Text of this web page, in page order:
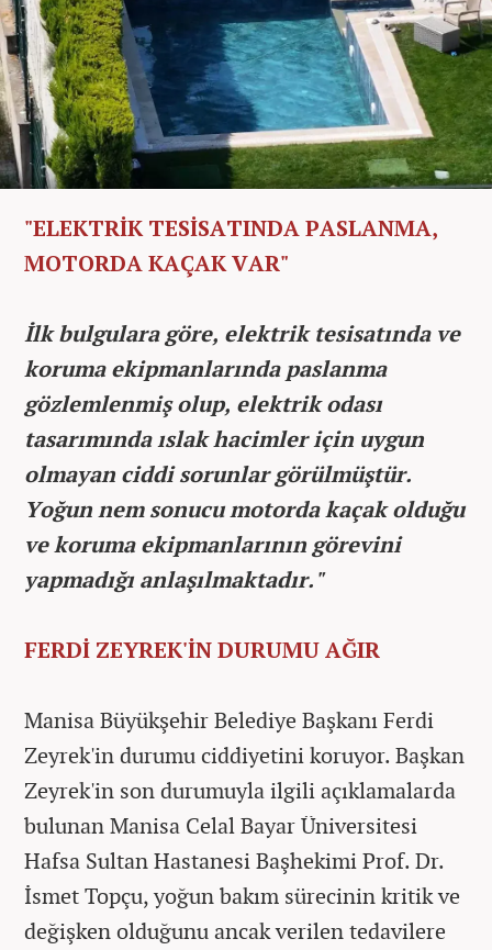
"ELEKTRİK TESİSATINDA PASLANMA,
MOTORDA KAÇAK VAR"
İlk bulgulara göre, elektrik tesisatında ve
koruma ekipmanlarında paslanma
gözlemlenmiş olup, elektrik odası
tasarımında ıslak hacimler için uygun
olmayan ciddi sorunlar görülmüştür.
Yoğun nem sonucu motorda kaçak olduğu
ve koruma ekipmanlarının görevini
yapmadığı anlaşılmaktadır."
FERDİ ZEYREK'İN DURUMU AĞIR
Manisa Büyükşehir Belediye Başkanı Ferdi
Zeyrek'in durumu ciddiyetini koruyor. Başkan
Zeyrek'in son durumuyla ilgili açıklamalarda
bulunan Manisa Celal Bayar Üniversitesi
Hafsa Sultan Hastanesi Başhekimi Prof. Dr.
İsmet Topçu, yoğun bakım sürecinin kritik ve
değişken olduğunu ancak verilen tedavilere